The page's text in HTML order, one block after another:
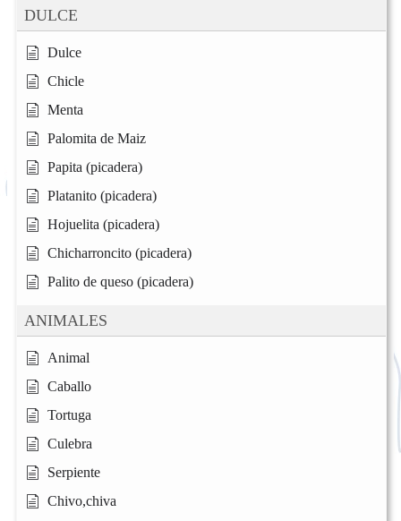
DULCE
Dulce
Chicle
Menta
Palomita de Maiz
Papita (picadera)
Platanito (picadera)
Hojuelita (picadera)
Chicharroncito (picadera)
Palito de queso (picadera)
ANIMALES
Animal
Caballo
Tortuga
Culebra
Serpiente
Chivo,chiva